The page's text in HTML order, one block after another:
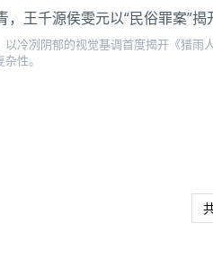
，王千源侯雯元以“民俗罪案”揭
以冷冽阴郁的视觉基调首度揭开《猎
性。